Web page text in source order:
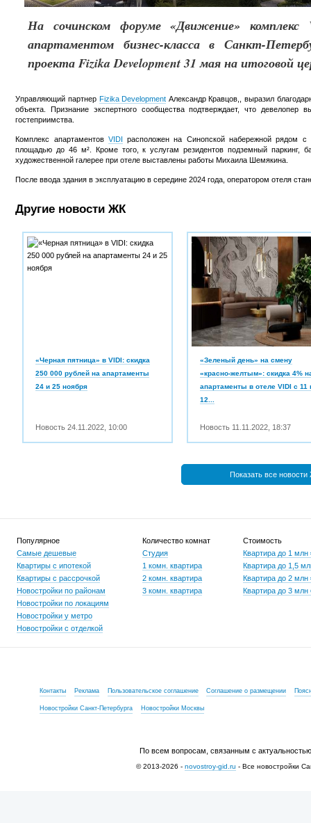
На сочинском форуме «Движение»
апартаментом бизнес-класса в Санкт-
проекта Fizika Development 31 мая на итоговой
Управляющий партнер Fizika Development Александр Кравцов,, выразил
объекта. Признание экспертного сообщества подтверждает, что
гостеприимства.
Комплекс апартаментов VIDI расположен на Синопской набережной рядом
площадью до 46 м². Кроме того, к услугам резидентов подземный паркинг,
художественной галерее при отеле выставлены работы Михаила Шемякина.
После ввода здания в эксплуатацию в середине 2024 года, оператором отеля
Другие новости ЖК
«Черная пятница» в VIDI: скидка
250 000 рублей на апартаменты
24 и 25 ноября
Новость24.11.2022 10:00
«Зеленый день» на смену
«красно-желтым»: скидка 4%
апартаменты в отеле VIDI с 11
12...
Новость 11.11.2022 18:37
Показать все
Популярное
Самые дешевые
Квартиры с ипотекой
Квартиры с рассрочкой
Новостройки по районам
Новостройки по локациям
Новостройки у метро
Новостройки с отделкой
Количество комнат
Студия
1 комн. квартира
2 комн. квартира
3 комн. квартира
Стоимость
Квартира до 1 млн
Квартира до 1,5
Квартира до 2 млн
Квартира до 3 млн
Контакты Реклама Пользовательское соглашение Соглашение о размещении
Новостройки Санкт-Петербурга Новостройки Москвы
По всем вопросам, связанным с
© 2013-2026 - novostroy-gid.ru - Все новостройки